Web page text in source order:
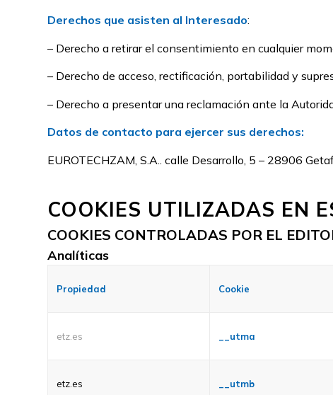
Derechos que asisten al Interesado:
– Derecho a retirar el consentimiento en cualquier
– Derecho de acceso, rectificación, portabilidad y
– Derecho a presentar una reclamación ante la
Datos de contacto para ejercer sus derechos:
EUROTECHZAM, S.A.. calle Desarrollo, 5 – 28906
COOKIES UTILIZADAS EN
COOKIES CONTROLADAS POR EL
Analíticas
Propiedad Cookie
etz.es __utma
etz.es __utmb